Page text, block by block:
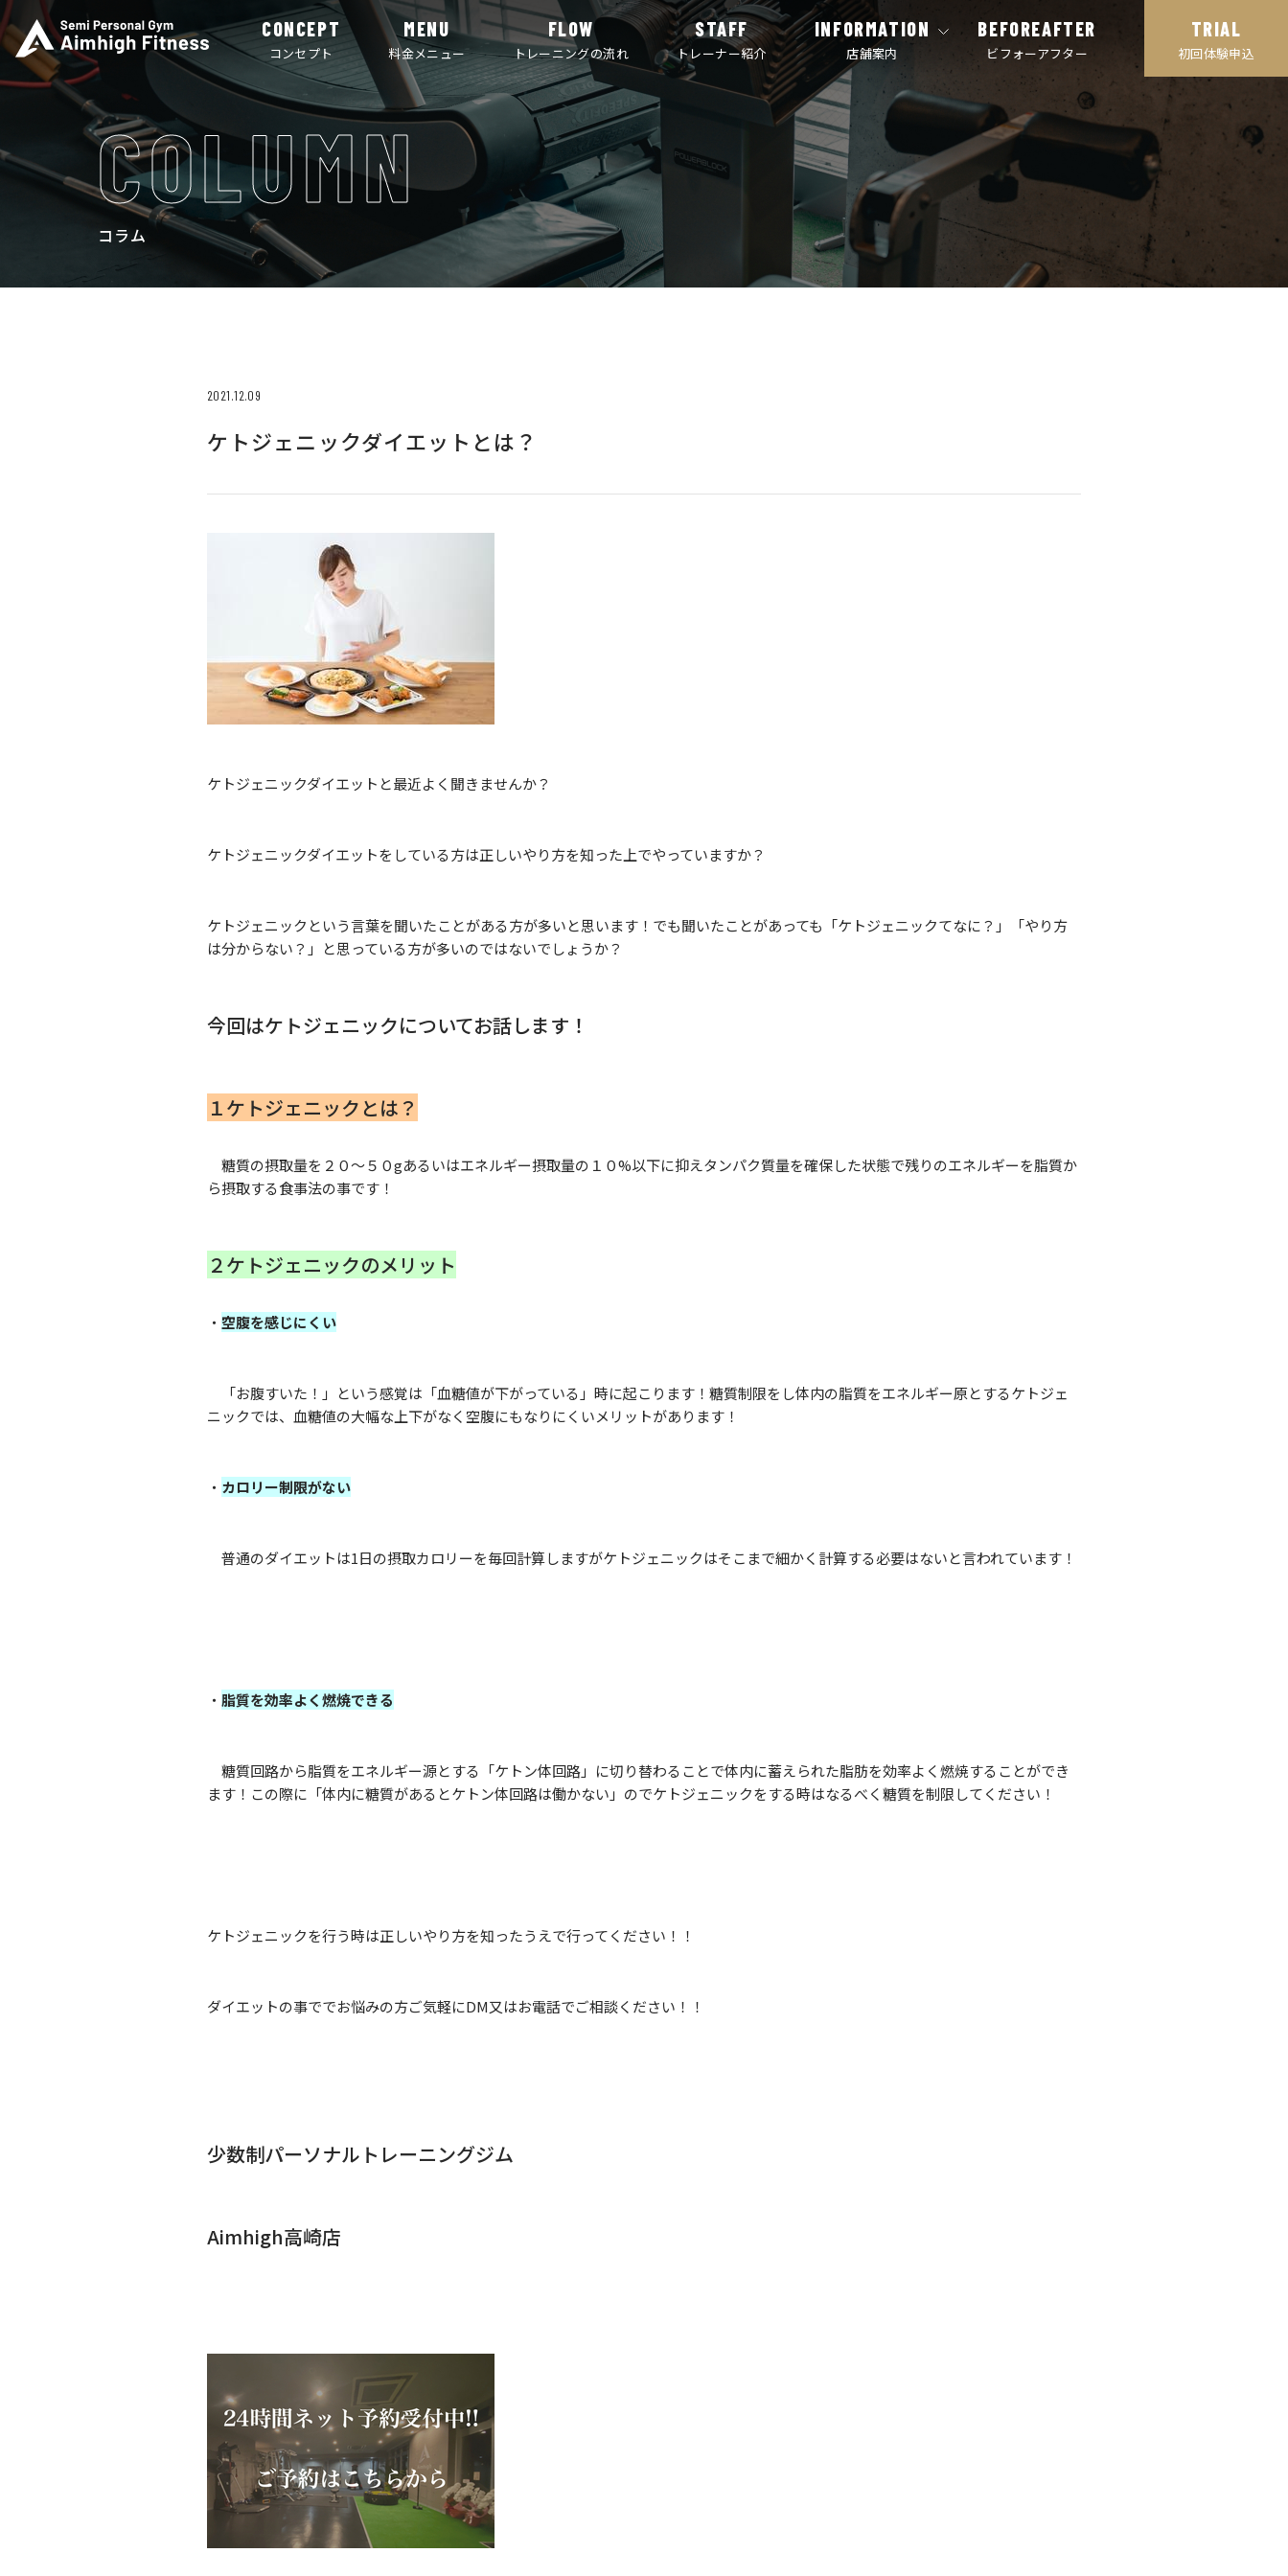
CONCEPT
コンセプト
MENU
料金メニュー
FLOW
トレーニングの流れ
STAFF
トレーナー紹介
INFORMATION
店舗案内
BEFOREAFTER
ビフォーアフター
TRIAL
初回体験申込
COLUMN
コラム
2021.12.09
ケトジェニックダイエットとは？
ケトジェニックダイエットと最近よく聞きませんか？
ケトジェニックダイエットをしている方は正しいやり方を知った上でやっていますか？
ケトジェニックという言葉を聞いたことがある方が多いと思います！でも聞いたことがあっても「ケトジェニックてなに？」「やり方
は分からない？」と思っている方が多いのではないでしょうか？
今回はケトジェニックについてお話します！
１ケトジェニックとは？
糖質の摂取量を２０〜５０gあるいはエネルギー摂取量の１０%以下に抑えタンパク質量を確保した状態で残りのエネルギーを脂質か
ら摂取する食事法の事です！
２ケトジェニックのメリット
・ 空腹を感じにくい
「お腹すいた！」という感覚は「血糖値が下がっている」時に起こります！糖質制限をし体内の脂質をエネルギー原とするケトジェ
ニックでは、血糖値の大幅な上下がなく空腹にもなりにくいメリットがあります！
・ カロリー制限がない
普通のダイエットは1日の摂取カロリーを毎回計算しますがケトジェニックはそこまで細かく計算する必要はないと言われています！
・ 脂質を効率よく燃焼できる
糖質回路から脂質をエネルギー源とする「ケトン体回路」に切り替わることで体内に蓄えられた脂肪を効率よく燃焼することができ
ます！この際に「体内に糖質があるとケトン体回路は働かない」のでケトジェニックをする時はなるべく糖質を制限してください！
ケトジェニックを行う時は正しいやり方を知ったうえで行ってください！！
ダイエットの事ででお悩みの方ご気軽にDM又はお電話でご相談ください！！
少数制パーソナルトレーニングジム
Aimhigh高崎店